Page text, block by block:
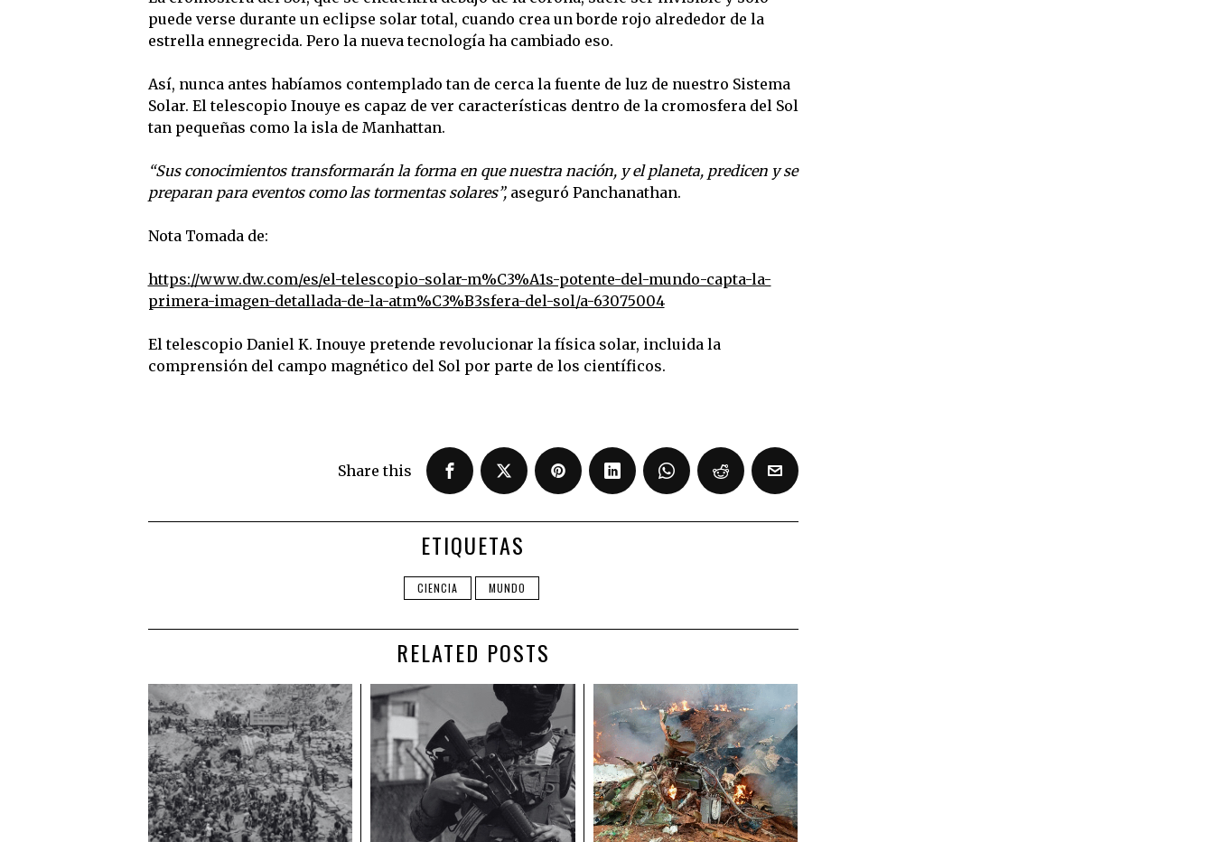
puede verse durante un eclipse solar total, cuando crea un borde rojo alrededor de la
estrella ennegrecida. Pero la nueva tecnología ha cambiado eso.
Así, nunca antes habíamos contemplado tan de cerca la fuente de luz de nuestro Sistema
Solar. El telescopio Inouye es capaz de ver características dentro de la cromosfera del Sol
tan pequeñas como la isla de Manhattan.
“Sus conocimientos transformarán la forma en que nuestra nación, y el planeta, predicen y se
preparan para eventos como las tormentas solares”,aseguró Panchanathan.
Nota Tomada de:
https://www.dw.com/es/el-telescopio-solar-m%C3%A1s-potente-del-mundo-capta-la-
primera-imagen-detallada-de-la-atm%C3%B3sfera-del-sol/a-63075004
El telescopio Daniel K. Inouye pretende revolucionar la física solar, incluida la
comprensión del campo magnético del Sol por parte de los científicos.
Share this
ETIQUETAS
CIENCIA MUNDO
RELATED POSTS